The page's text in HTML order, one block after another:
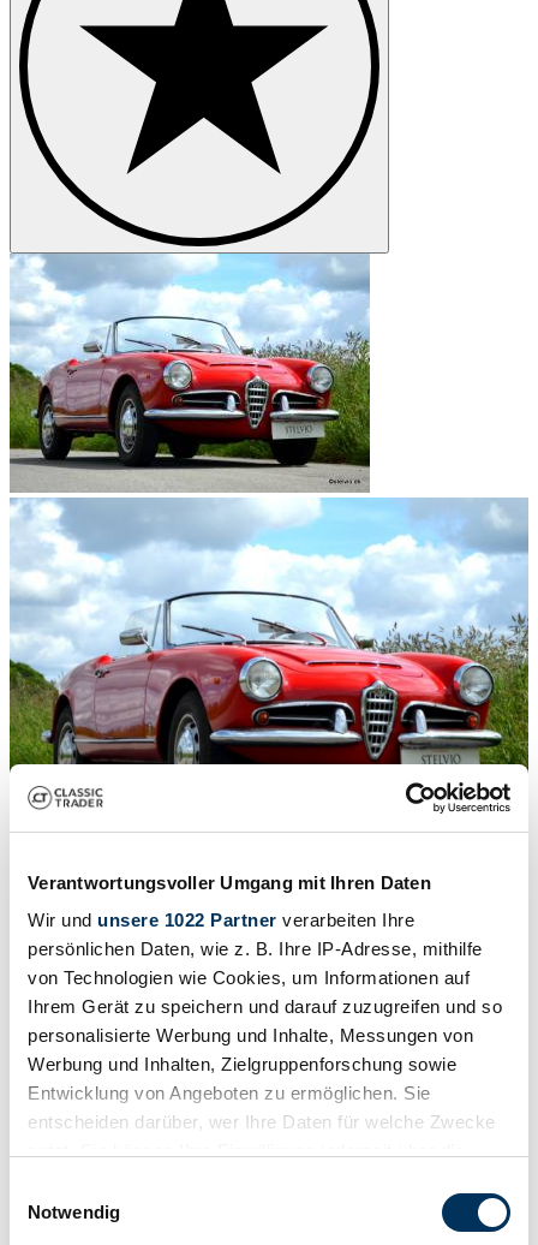
Verantwortungsvoller Umgang mit Ihren Daten
Wir und unsere 1022 Partner verarbeiten Ihre
persönlichen Daten, wie z. B. Ihre IP-Adresse, mithilfe
von Technologien wie Cookies, um Informationen auf
Ihrem Gerät zu speichern und darauf zuzugreifen und so
personalisierte Werbung und Inhalte, Messungen von
Werbung und Inhalten, Zielgruppenforschung sowie
Entwicklung von Angeboten zu ermöglichen. Sie
entscheiden darüber, wer Ihre Daten für welche Zwecke
Trigger Symbol ändern oder widerrufen
Notwendig
1964 | Alfa Romeo Giulia 1600 Spider
Extremely well driving car ready to be used
£59,178